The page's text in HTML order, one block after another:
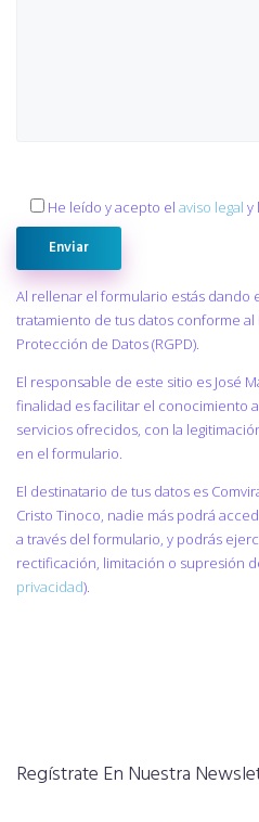
He leído y acepto el aviso legal y
Al rellenar el formulario estás dando
tratamiento de tus datos conforme
Protección de Datos (RGPD).
El responsable de este sitio es José
finalidad es facilitar el conocimiento
servicios ofrecidos, con la
en el formulario.
El destinatario de tus datos es
Cristo Tinoco, nadie más podrá
a través del formulario, y podrás
rectificación, limitación o supresión
privacidad).
Regístrate En Nuestra